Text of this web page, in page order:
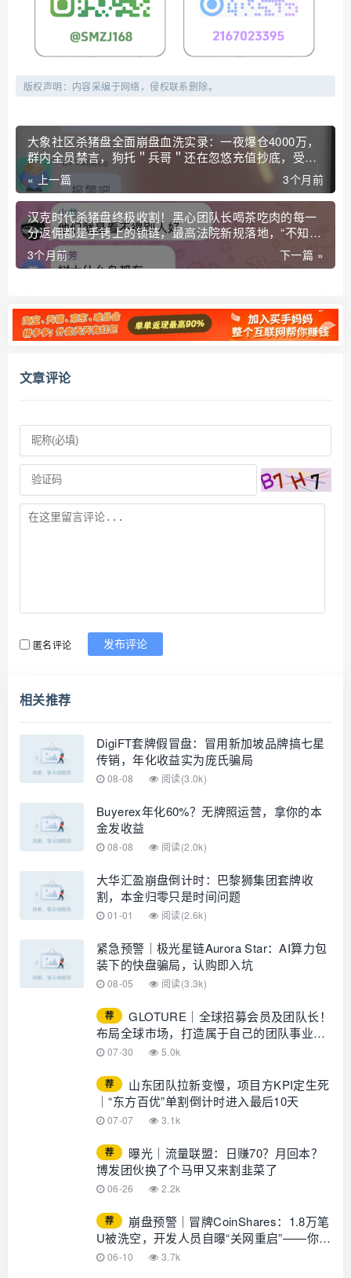
版权声明：内容采编于网络，侵权联系删除。
大象社区杀猪盘全面崩盘血洗实录：一夜爆仓4000万，
群内全员禁言，狗托＂兵哥＂还在忽悠充值抄底，受害
者已集体报警！
« 上一篇 3个月前
汉克时代杀猪盘终极收割！黑心团队长喝茶吃肉的每一
分返佣都是手铐上的锁链，最高法院新规落地，“不知
情”三个字保不了你，传销罪五年起步跑不掉！
下一篇 »
3个月前
文章评论
匿名评论 发布评论
相关推荐
DigiFT套牌假冒盘：冒用新加坡品牌搞七星
传销，年化收益实为庞氏骗局
08-08 阅读(3.0k)
Buyerex年化60%？无牌照运营，拿你的本
金发收益
08-08 阅读(2.0k)
大华汇盈崩盘倒计时：巴黎狮集团套牌收
割，本金归零只是时间问题
01-01 阅读(2.6k)
紧急预警｜极光星链Aurora Star：AI算力包
装下的快盘骗局，认购即入坑
08-05 阅读(3.3k)
荐
GLOTURE｜全球招募会员及团队长！
布局全球市场，打造属于自己的团队事业，
想增加收入？想打造团队？加入
07-30 5.0k
荐
山东团队拉新变慢，项目方KPI定生死
｜“东方百优”单割倒计时进入最后10天
07-07 3.1k
荐
曝光｜流量联盟：日赚70？月回本？
博发团伙换了个马甲又来割韭菜了
06-26 2.2k
荐
崩盘预警｜冒牌CoinShares：1.8万笔
U被洗空，开发人员自曝“关网重启”——你的
钱早已不在账上
06-10 3.7k